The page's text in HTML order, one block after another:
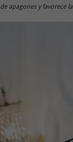
de apagones y favorece